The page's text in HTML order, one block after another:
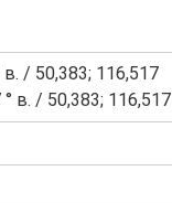
в. / 50,383; 116,517
в. / 50,383; 116,517